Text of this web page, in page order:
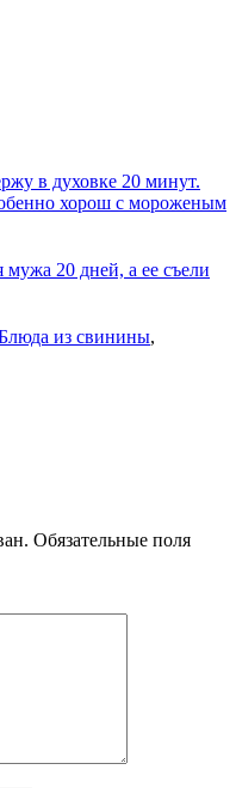
в духовке 20 минут.
хорош с мороженым
мужа 20 дней, а ее съели
из свинины,
Обязательные поля